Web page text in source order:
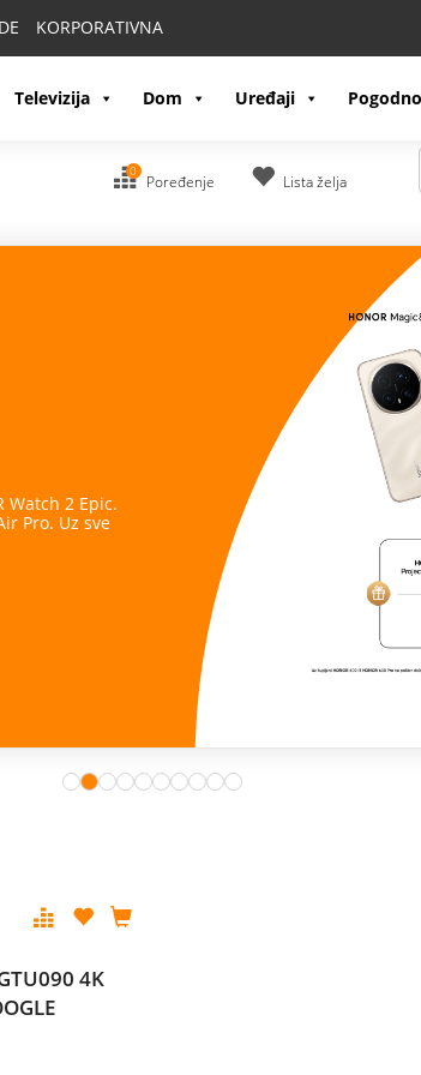
KORPORATIVNA
Televizija Dom Uređaji
0
Poređenje Lista želja
Watch 2 Epic.
Pro. Uz sve
4K